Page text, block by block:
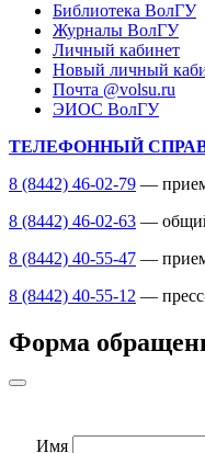
Библиотека ВолГУ
Журналы ВолГУ
Личный кабинет
Новый личный
Почта @volsu.ru
ЭИОС ВолГУ
ТЕЛЕФОННЫЙ
8 (8442) 46-02-79 —
8 (8442) 46-02-63 —
8 (8442) 40-55-47 —
8 (8442) 40-55-12 —
Форма
Имя